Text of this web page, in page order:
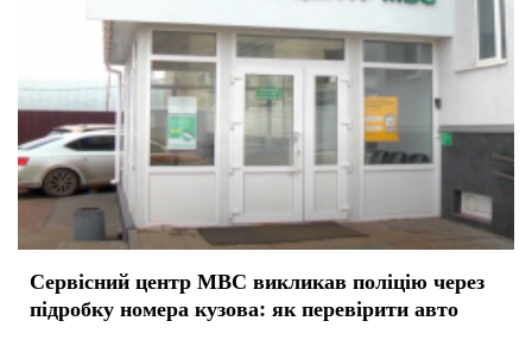
Сервісний центр МВС викликав поліцію через
підробку номера кузова: як перевірити авто